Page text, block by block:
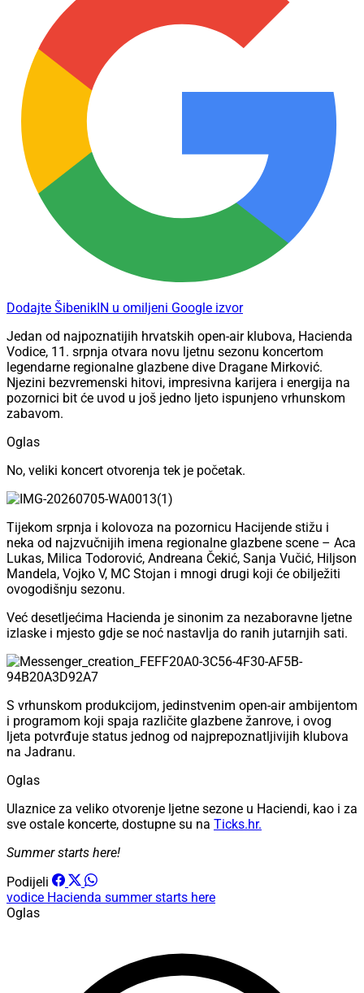
Dodajte ŠibenikIN u omiljeni Google izvor
Jedan od najpoznatijih hrvatskih open-air klubova, Hacienda
Vodice, 11. srpnja otvara novu ljetnu sezonu koncertom
legendarne regionalne glazbene dive Dragane Mirković.
Njezini bezvremenski hitovi, impresivna karijera i energija na
pozornici bit će uvod u još jedno ljeto ispunjeno vrhunskom
zabavom.
Oglas
No, veliki koncert otvorenja tek je početak.
Tijekom srpnja i kolovoza na pozornicu Hacijende stižu i
neka od najzvučnijih imena regionalne glazbene scene – Aca
Lukas, Milica Todorović, Andreana Čekić, Sanja Vučić, Hiljson
Mandela, Vojko V, MC Stojan i mnogi drugi koji će obilježiti
ovogodišnju sezonu.
Već desetljećima Hacienda je sinonim za nezaboravne ljetne
izlaske i mjesto gdje se noć nastavlja do ranih jutarnjih sati.
S vrhunskom produkcijom, jedinstvenim open-air ambijentom
i programom koji spaja različite glazbene žanrove, i ovog
ljeta potvrđuje status jednog od najprepoznatljivijih klubova
na Jadranu.
Oglas
Ulaznice za veliko otvorenje ljetne sezone u Haciendi, kao i za
sve ostale koncerte, dostupne su na Ticks.hr⁠.
Summer starts here!
Podijeli
vodice Hacienda summer starts here
Oglas